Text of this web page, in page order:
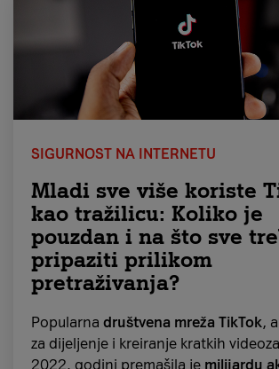
SIGURNOST NA INTERNETU
Mladi sve više koriste
kao tražilicu: Koliko je
pouzdan i na što sve
pripaziti prilikom
pretraživanja?
Popularna društvena mreža TikTok,
za dijeljenje i kreiranje kratkih
2022. godini premašila je milijardu